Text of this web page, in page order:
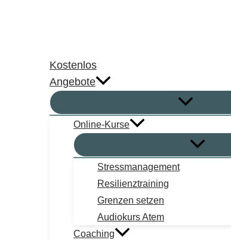
Kostenlos
Angebote
Online-Kurse
Stressmanagement
Resilienztraining
Grenzen setzen
Audiokurs Atem
Coaching